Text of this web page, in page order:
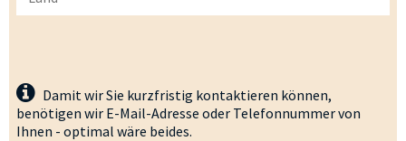
Damit wir Sie kurzfristig kontaktieren können,
benötigen wir E-Mail-Adresse oder Telefonnummer von
Ihnen - optimal wäre beides.